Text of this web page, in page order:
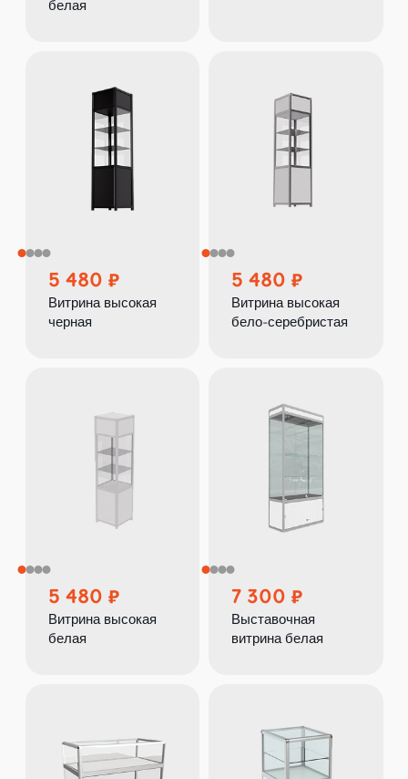
белая
5 480
Витрина высокая
черная
5 480
Витрина высокая
бело-серебристая
5 480
Витрина высокая
белая
7 300
Выставочная
витрина белая